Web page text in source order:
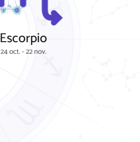
Escorpio
24 oct. - 22 nov.